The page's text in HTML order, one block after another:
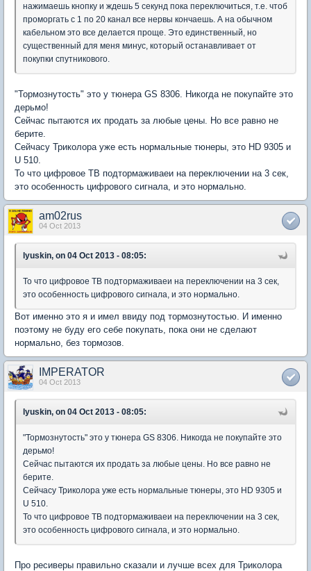
нажимаешь кнопку и ждешь 5 секунд пока переключиться, т.е. чтоб
проморгать с 1 по 20 канал все нервы кончаешь. А на обычном
кабельном это все делается проще. Это единственный, но
существенный для меня минус, который останавливает от
покупки спутникового.
"Тормознутость" это у тюнера GS 8306. Никогда не покупайте это
дерьмо!
Сейчас пытаются их продать за любые цены. Но все равно не
берите.
Сейчасу Триколора уже есть нормальные тюнеры, это HD 9305 и
U 510.
То что цифровое ТВ подтормаживаеи на переключении на 3 сек,
это особенность цифрового сигнала, и это нормально.
am02rus
04 Oct 2013
lyuskin, on 04 Oct 2013 - 08:05:
То что цифровое ТВ подтормаживаеи на переключении на 3 сек,
это особенность цифрового сигнала, и это нормально.
Вот именно это я и имел ввиду под тормознутостью. И именно
поэтому не буду его себе покупать, пока они не сделают
нормально, без тормозов.
IMPERATOR
04 Oct 2013
lyuskin, on 04 Oct 2013 - 08:05:
"Тормознутость" это у тюнера GS 8306. Никогда не покупайте это
дерьмо!
Сейчас пытаются их продать за любые цены. Но все равно не
берите.
Сейчасу Триколора уже есть нормальные тюнеры, это HD 9305 и
U 510.
То что цифровое ТВ подтормаживаеи на переключении на 3 сек,
это особенность цифрового сигнала, и это нормально.
Про ресиверы правильно сказали и лучше всех для Триколора